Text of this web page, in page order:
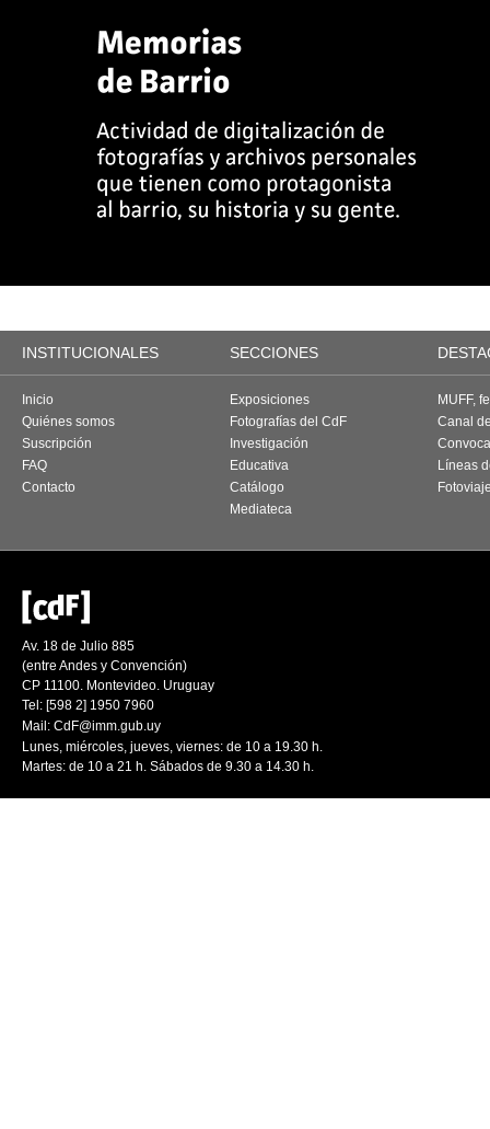
INSTITUCIONALES SECCIONES
Inicio
Quiénes somos
Suscripción
FAQ
Contacto
Exposiciones
Fotografías del CdF
Investigación
Educativa
Catálogo
Mediateca
MUFF,
Canal
Líneas
Av. 18 de Julio 885
(entre Andes y Convención)
CP 11100. Montevideo. Uruguay
Tel: [598 2] 1950 7960
Mail: CdF@imm.gub.uy
Lunes, miércoles, jueves, viernes: de 10 a 19.30 h.
Martes: de 10 a 21 h. Sábados de 9.30 a 14.30 h.